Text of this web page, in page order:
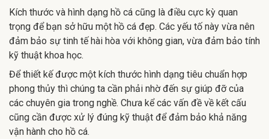
Kích thước và hình dạng hồ cá cũng là điều cực kỳ quan
trọng để bạn sở hữu một hồ cá đẹp. Các yếu tố này vừa nên
đảm bảo sự tinh tế hài hòa với không gian, vừa đảm bảo tính
kỹ thuật khoa học.
Để thiết kế được một kích thước hình dạng tiêu chuẩn hợp
phong thủy thì chúng ta cần phải nhờ đến sự giúp đỡ của
các chuyên gia trong nghề. Chưa kể các vấn đề về kết cấu
cũng cần được xử lý đúng kỹ thuật để đảm bảo khả năng
vận hành cho hồ cá.